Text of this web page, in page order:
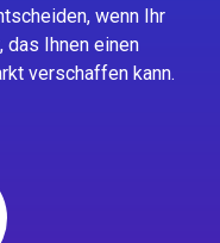
wenn Ihr
das Ihnen einen
verschaffen kann.